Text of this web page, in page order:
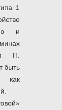
1
и
П.
быть
как